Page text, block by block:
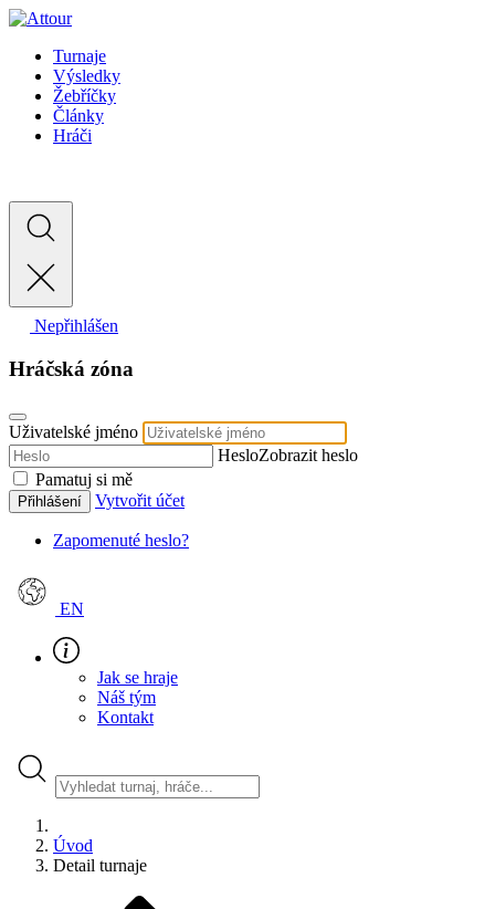
Turnaje
Výsledky
Žebříčky
Články
Hráči
Nepřihlášen
Hráčská zóna
Uživatelské jméno
HesloZobrazit heslo
Pamatuj si mě
Přihlášení Vytvořit účet
Zapomenuté heslo?
EN
Jak se hraje
Náš tým
Kontakt
Úvod
Detail turnaje